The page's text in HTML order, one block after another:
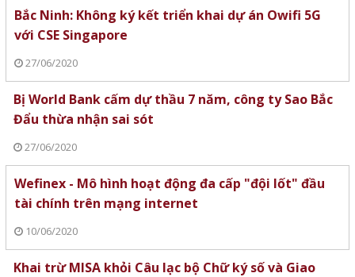
Bắc Ninh: Không ký kết triển khai dự án Owifi 5G
với CSE Singapore
27/06/2020
Bị World Bank cấm dự thầu 7 năm, công ty Sao Bắc
Đẩu thừa nhận sai sót
27/06/2020
Wefinex - Mô hình hoạt động đa cấp "đội lốt" đầu
tài chính trên mạng internet
10/06/2020
Khai trừ MISA khỏi Câu lạc bộ Chữ ký số và Giao